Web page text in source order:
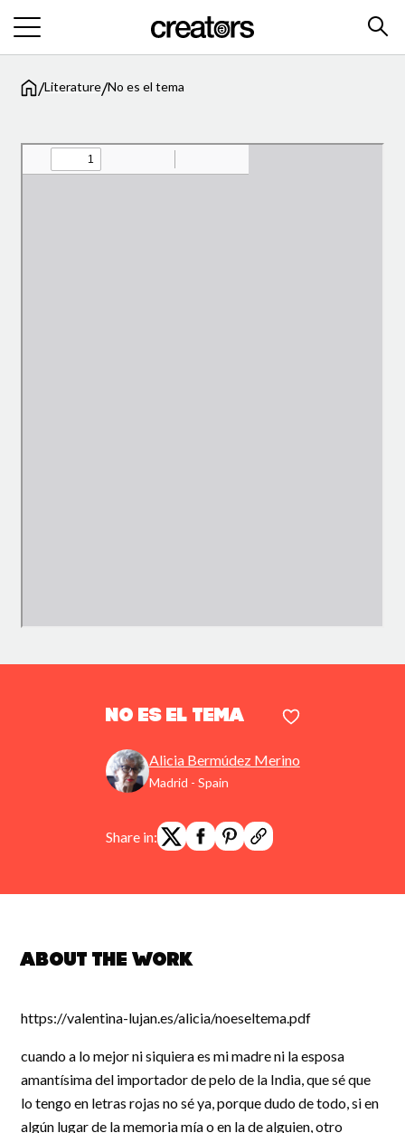
/Literature/No es el tema
No es el tema
Alicia Bermúdez Merino
Madrid - Spain
Share in:
About the work
https://valentina-lujan.es/alicia/noeseltema.pdf
cuando a lo mejor ni siquiera es mi madre ni la esposa
amantísima del importador de pelo de la India, que sé que
lo tengo en letras rojas no sé ya, porque dudo de todo, si en
algún lugar de la memoria mía o en la de alguien, otro